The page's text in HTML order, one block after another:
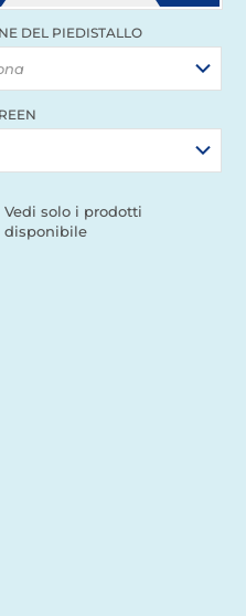
DEL PIEDISTALLO
Vedi solo i prodotti
disponibile